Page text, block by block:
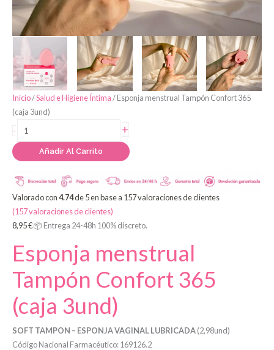
Inicio/Salud e Higiene Íntima/ Esponja menstrual Tampón Confort 365
(caja 3und)
-
Esponja
menstrual
Tampón
Confort
3und)
cantidad
+
Añadir Al Carrito
Valorado con4.74de 5 en base a 157valoraciones de clientes
(157valoraciones de clientes)
8,95€📦 Entrega 24-48h 100% discreto.
Esponja menstrual
Tampón Confort 365
(caja 3und)
SOFT TAMPON – ESPONJA VAGINAL LUBRICADA(2,98und)
Código Nacional Farmacéutico:169126.2